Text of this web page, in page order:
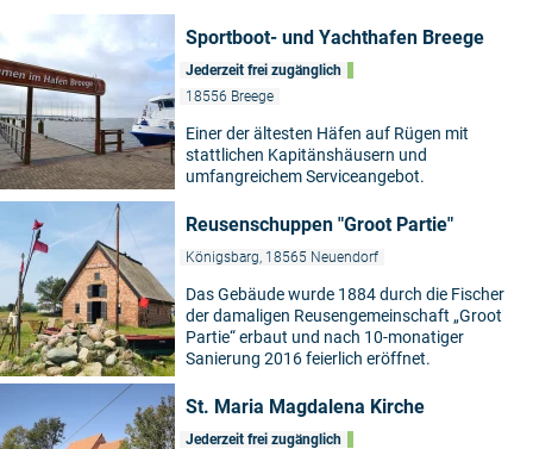
Sportboot- und Yachthafen Breege
Jederzeit frei zugänglich
18556 Breege
Einer der ältesten Häfen auf Rügen mit
stattlichen Kapitänshäusern und
umfangreichem Serviceangebot.
Reusenschuppen "Groot Partie"
Königsbarg, 18565 Neuendorf
Das Gebäude wurde 1884 durch die Fischer
der damaligen Reusengemeinschaft „Groot
Partie“ erbaut und nach 10-monatiger
Sanierung 2016 feierlich eröffnet.
St. Maria Magdalena Kirche
Jederzeit frei zugänglich